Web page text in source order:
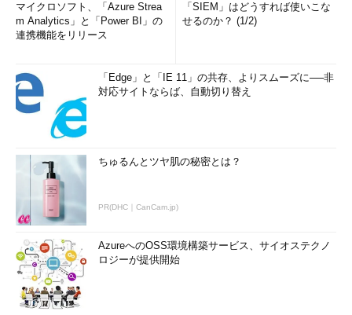
マイクロソフト、「Azure Strea
m Analytics」と「Power BI」の
連携機能をリリース
「SIEM」はどうすれば使いこな
せるのか？ (1/2)
「Edge」と「IE 11」の共存、よりスムーズに──非
対応サイトならば、自動切り替え
ちゅるんとツヤ肌の秘密とは？
PR(DHC｜CanCam.jp)
AzureへのOSS環境構築サービス、サイオステクノ
ロジーが提供開始